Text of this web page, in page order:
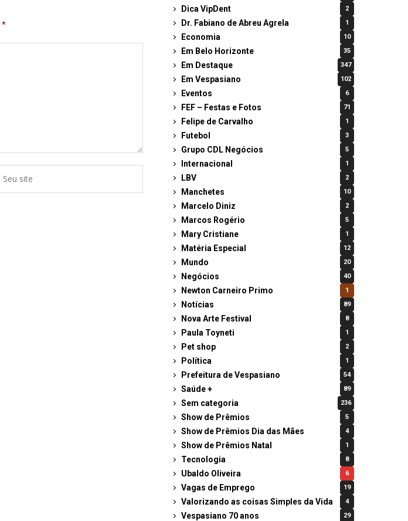
*
Dica VipDent 2
Dr. Fabiano de Abreu Agrela 1
Economia 10
Em Belo Horizonte 35
Em Destaque 347
Em Vespasiano 102
Eventos 6
FEF – Festas e Fotos 71
Felipe de Carvalho 1
Futebol 3
Grupo CDL Negócios 5
Internacional 1
LBV 2
Manchetes 10
Marcelo Diniz 2
Marcos Rogério 5
Mary Cristiane 1
Matéria Especial 12
Mundo 20
Negócios 40
Newton Carneiro Primo 1
Notícias 89
Nova Arte Festival 8
Paula Toyneti 1
Pet shop 2
Política 1
Prefeitura de Vespasiano 54
Saúde + 89
Sem categoria 236
Show de Prêmios 5
Show de Prêmios Dia das Mães 4
Show de Prêmios Natal 1
Tecnologia 8
Ubaldo Oliveira 6
Vagas de Emprego 19
Valorizando as coisas Simples da Vida 4
Vespasiano 70 anos 29